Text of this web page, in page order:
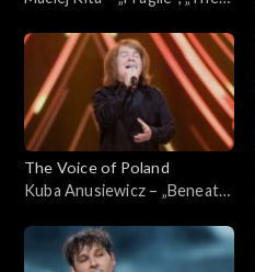
Przesłuchania w ciemno, 28
września 2024
The Voice of Poland
Kuba Anusiewicz – „Beneath
of Poland”, Przesłuchania w
ciemno, 28 września 2024